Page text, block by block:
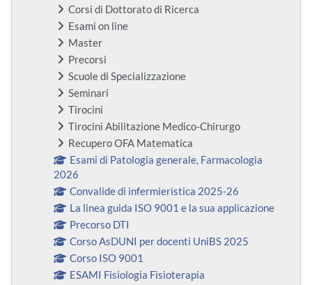
Corsi di Dottorato di Ricerca
Esami on line
Master
Precorsi
Scuole di Specializzazione
Seminari
Tirocini
Tirocini Abilitazione Medico-Chirurgo
Recupero OFA Matematica
Esami di Patologia generale, Farmacologia
2026
Convalide di infermieristica 2025-26
La linea guida ISO 9001 e la sua applicazione
Precorso DTI
Corso AsDUNI per docenti UniBS 2025
Corso ISO 9001
ESAMI Fisiologia Fisioterapia